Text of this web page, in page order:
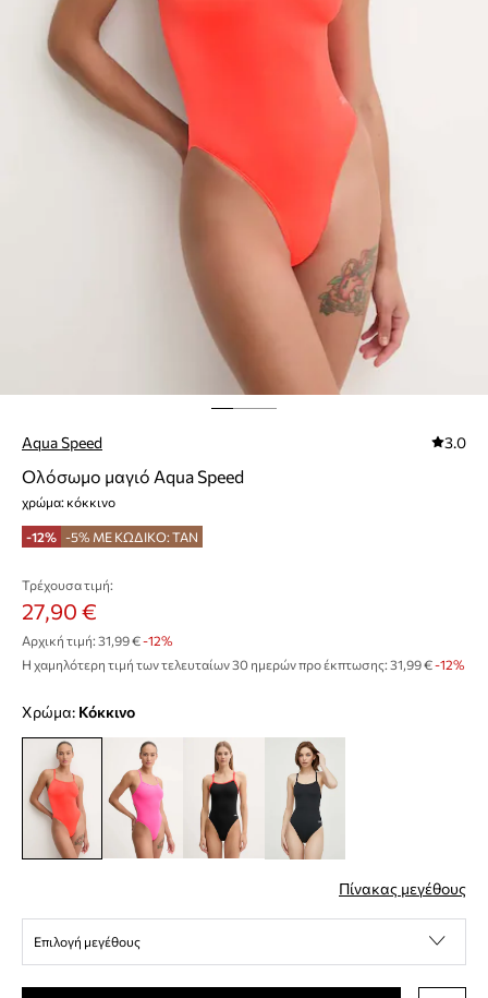
Aqua Speed 3.0
Ολόσωμο μαγιό Aqua Speed
χρώμα: κόκκινο
-12% -5% ΜΕ ΚΩΔΙΚΟ: TAN
Τρέχουσα τιμή:
27,90 €
Αρχική τιμή: 31,99 €-12%
Η χαμηλότερη τιμή των τελευταίων 30 ημερών προ έκπτωσης: 31,99 € -12%
Χρώμα: κόκκινο
Πίνακας μεγέθους
Επιλογή μεγέθους